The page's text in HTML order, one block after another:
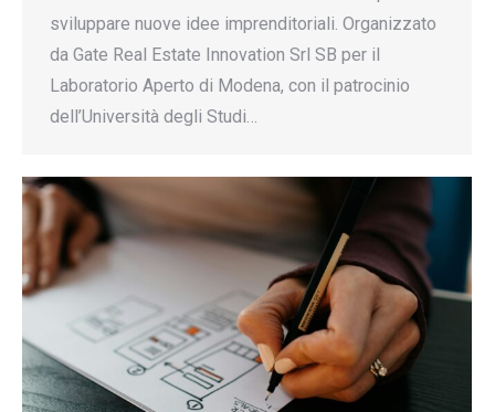
sviluppare nuove idee imprenditoriali. Organizzato
da Gate Real Estate Innovation Srl SB per il
Laboratorio Aperto di Modena, con il patrocinio
dell’Università degli Studi…